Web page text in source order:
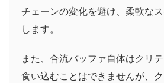
チェーンの変化を避け、柔軟な
します。
また、合流バッファ自体はクリ
食い込むことはできませんが、